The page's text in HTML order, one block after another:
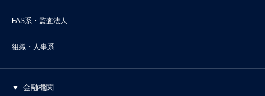
FAS系・監査法人
組織・人事系
金融機関